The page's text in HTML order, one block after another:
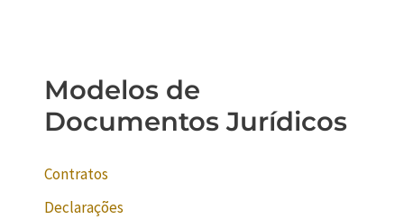
Modelos de
Documentos Jurídicos
Contratos
Declarações